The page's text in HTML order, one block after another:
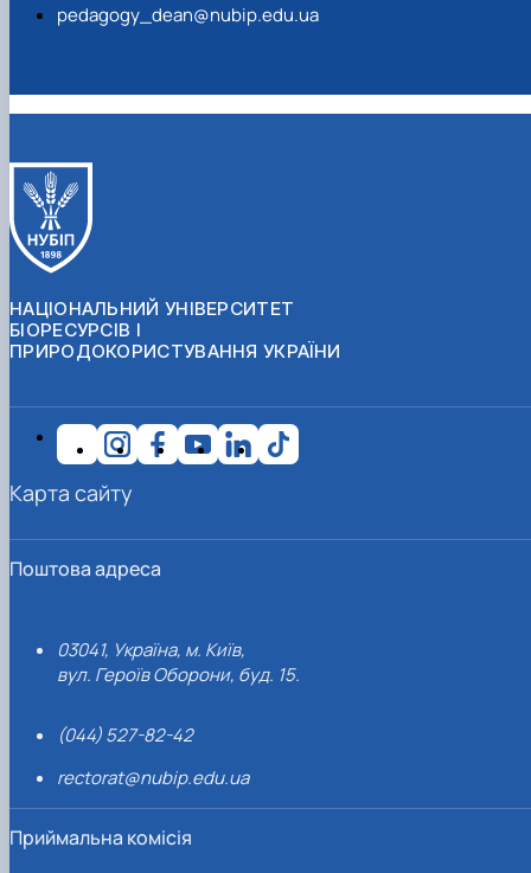
pedagogy_dean@nubip.edu.ua
НАЦІОНАЛЬНИЙ УНІВЕРСИТЕТ
БІОРЕСУРСІВ І
ПРИРОДОКОРИСТУВАННЯ УКРАЇНИ
Поштова адреса
03041, Україна, м. Київ,
вул. Героїв Оборони, буд. 15.
(044) 527-82-42
rectorat@nubip.edu.ua
Приймальна комісія
Карта сайту